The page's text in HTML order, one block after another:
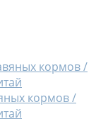
кормов /